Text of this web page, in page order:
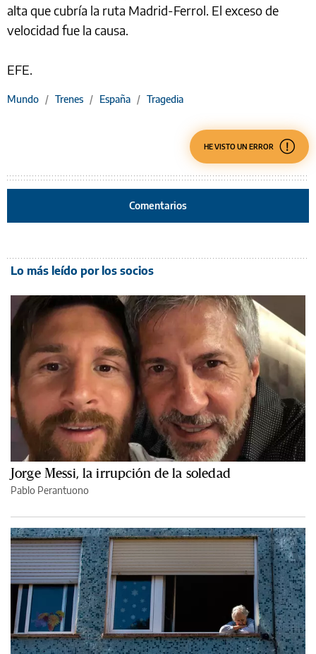
alta que cubría la ruta Madrid-Ferrol. El exceso de
velocidad fue la causa.
EFE.
Mundo / Trenes / España / Tragedia
HE VISTO UN ERROR
Comentarios
Lo más leído por los socios
Jorge Messi, la irrupción de la soledad
Pablo Perantuono